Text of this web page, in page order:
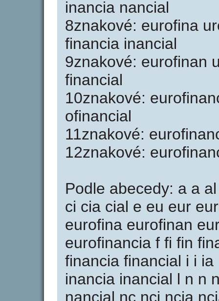
inancia nancial
8znakové: eurofina
financia inancial
9znakové: eurofinan
financial
10znakové:
ofinancial
11znakové:
12znakové:
Podle abecedy: a a
ci cia cial e eu eur
eurofina eurofinan
eurofinancia f fi fin
financia financial i i
inancia inancial l n n
nancial nc nci ncia